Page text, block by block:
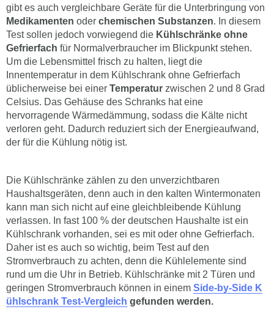
gibt es auch vergleichbare Geräte für die Unterbringung von
Medikamenten oder chemischen Substanzen. In diesem
Test sollen jedoch vorwiegend die Kühlschränke ohne
Gefrierfach für Normalverbraucher im Blickpunkt stehen.
Um die Lebensmittel frisch zu halten, liegt die
Innentemperatur in dem Kühlschrank ohne Gefrierfach
üblicherweise bei einer Temperatur zwischen 2 und 8 Grad
Celsius. Das Gehäuse des Schranks hat eine
hervorragende Wärmedämmung, sodass die Kälte nicht
verloren geht. Dadurch reduziert sich der Energieaufwand,
der für die Kühlung nötig ist.
Die Kühlschränke zählen zu den unverzichtbaren
Haushaltsgeräten, denn auch in den kalten Wintermonaten
kann man sich nicht auf eine gleichbleibende Kühlung
verlassen. In fast 100 % der deutschen Haushalte ist ein
Kühlschrank vorhanden, sei es mit oder ohne Gefrierfach.
Daher ist es auch so wichtig, beim Test auf den
Stromverbrauch zu achten, denn die Kühlelemente sind
rund um die Uhr in Betrieb. Kühlschränke mit 2 Türen und
geringen Stromverbrauch können in einem Side-by-Side K
ühlschrank Test-Vergleich gefunden werden.